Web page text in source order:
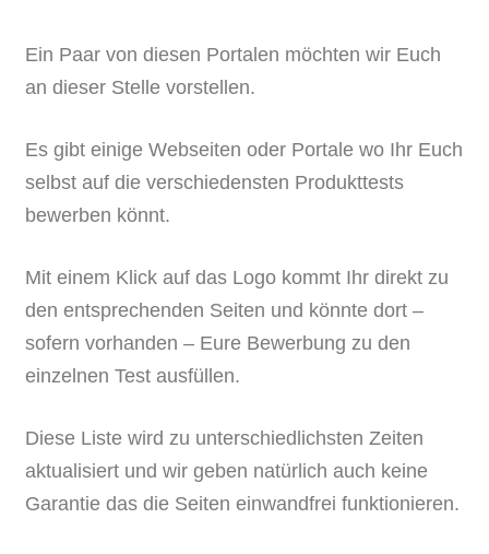
Ein Paar von diesen Portalen möchten wir Euch
an dieser Stelle vorstellen.
Es gibt einige Webseiten oder Portale wo Ihr Euch
selbst auf die verschiedensten Produkttests
bewerben könnt.
Mit einem Klick auf das Logo kommt Ihr direkt zu
den entsprechenden Seiten und könnte dort –
sofern vorhanden – Eure Bewerbung zu den
einzelnen Test ausfüllen.
Diese Liste wird zu unterschiedlichsten Zeiten
aktualisiert und wir geben natürlich auch keine
Garantie das die Seiten einwandfrei funktionieren.